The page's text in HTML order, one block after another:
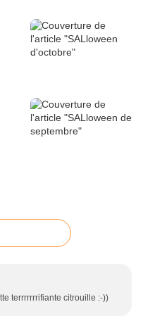
terrrrrrrifiante citrouille :-))